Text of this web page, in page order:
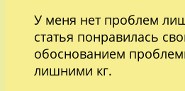
У меня нет проблем
статья понравилась
обоснованием
лишними кг.